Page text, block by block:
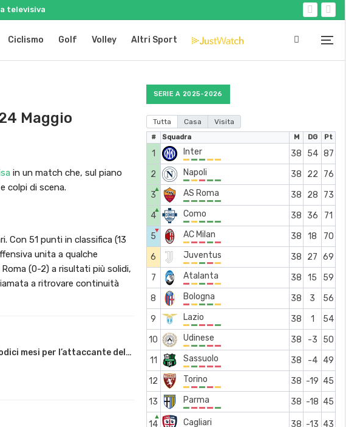
televisiva
Ciclismo Golf Volley Altri Sport
Maggio
in un match che, sul piano
colpi di scena.
Con 51 punti in classifica (13
unita a qualche
(0-2) a risultati più solidi,
a ritrovare continuità
mesi per l’attaccante del…
SERIE A 2025-2026
Tutta Casa Visita
# Squadra M DG Pt
1 Inter 38 54 87
2
Napoli 38 22
76
3
▲ AS Roma 38 28
73
4
▲ Como 38 36
71
5
▼ AC Milan 38 18
70
6
Juventus 38 27 69
7
Atalanta 38 15
59
8
Bologna 38 3
56
9
Lazio 38 1
54
10
Udinese 38 -3
50
11
Sassuolo 38 -4
49
12
Torino 38 -19 45
13
Parma 38 -18 45
14
▲
Cagliari 38 -13 43